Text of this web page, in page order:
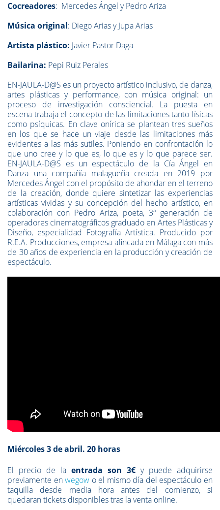
Cocreadores: Mercedes Ángel y Pedro Ariza
Música original: Diego Arias y Jupa Arias
Artista plástico: Javier Pastor Daga
Bailarina: Pepi Ruiz Perales
EN-JAULA-D@S es un proyecto artístico inclusivo, de danza,
artes plásticas y performance, con música original: un
proceso de investigación consciencial. La puesta en
escena trabaja el concepto de las limitaciones tanto físicas
como psíquicas. En clave onírica se plantean tres sueños
en los que se hace un viaje desde las limitaciones más
evidentes a las más sutiles. Poniendo en confrontación lo
que uno cree y lo que es, lo que es y lo que parece ser.
EN-JAULA-D@S es un espectáculo de la Cía Ángel en
Danza una compañía malagueña creada en 2019 por
Mercedes Ángel con el propósito de ahondar en el terreno
de la creación, donde quiere sintetizar las experiencias
artísticas vividas y su concepción del hecho artístico, en
colaboración con Pedro Ariza, poeta, 3ª generación de
operadores cinematográficos graduado en Artes Plásticas y
Diseño, especialidad Fotografía Artística. Producido por
R.E.A. Producciones, empresa afincada en Málaga con más
de 30 años de experiencia en la producción y creación de
espectáculo.
Miércoles 3 de abril. 20 horas
El precio de la entrada son 3€ y puede adquirirse
previamente enwegow o el mismo día del espectáculo en
taquilla desde media hora antes del comienzo, si
quedaran tickets disponibles tras la venta online.